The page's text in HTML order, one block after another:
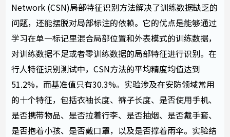
Network (CSN)局部特征识别方法解决了训练数据缺乏的
问题，还能摆脱对局部标注的依赖。它的优点是能够通过
学习在单一标记里混合局部位置和外表模式的训练数据，
对训练数据不足或者零训练数据的局部特征进行识别。在
行人特征识别测试中，CSN方法的平均精度均值达到
51.2%，而基准值只有30.3%。实验涉及在安防领域常用
的十个特征，包括衣袖长度、裤子长度、是否使用手机、
是否携带物品、是否拉着行李、是否抽烟、是否戴手套、
是否抱着小孩、是否戴口罩，以及是否撑着雨伞。实验结